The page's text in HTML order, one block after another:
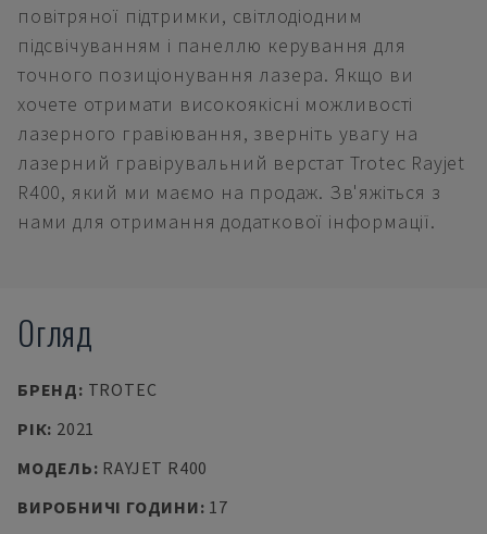
повітряної підтримки, світлодіодним
підсвічуванням і панеллю керування для
точного позиціонування лазера. Якщо ви
хочете отримати високоякісні можливості
лазерного гравіювання, зверніть увагу на
лазерний гравірувальний верстат Trotec Rayjet
R400, який ми маємо на продаж. Зв'яжіться з
нами для отримання додаткової інформації.
Огляд
БРЕНД: TROTEC
РІК: 2021
МОДЕЛЬ: RAYJET R400
ВИРОБНИЧІ ГОДИНИ: 17